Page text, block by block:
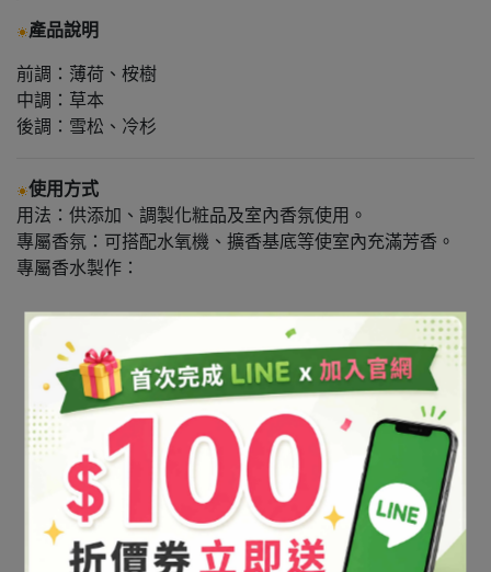
產品說明
前調：薄荷、桉樹
中調：草本
後調：雪松、冷杉
使用方式
用法：供添加、調製化粧品及室內香氛使用。
專屬香氛：可搭配水氧機、擴香基底等使室內充滿芳香。
專屬香水製作：